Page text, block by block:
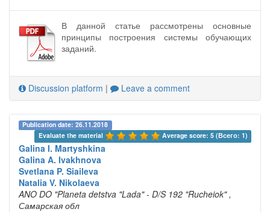
В данной статье рассмотрены основные
принципы построения системы обучающих
заданий.
Discussion platform | Leave a comment
Publication date: 26.11.2018
Evaluate the material
Average score: 5 (Всего: 1)
Galina I. Martyshkina
Galina A. Ivakhnova
Svetlana P. Siaileva
Natalia V. Nikolaeva
ANO DO "Planeta detstva "Lada" - D/S 192 "Rucheiok" ,
Самарская обл